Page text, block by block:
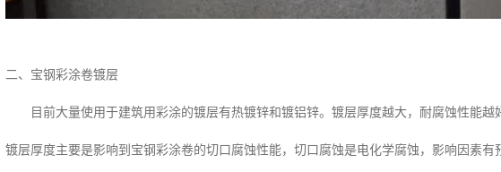
二、宝钢彩涂卷镀层
目前大量使用于建筑用彩涂的镀层有热镀锌和镀铝锌。镀层厚度越大，耐腐蚀性能越
镀层厚度主要是影响到宝钢彩涂卷的切口腐蚀性能，切口腐蚀是电化学腐蚀，影响因素有